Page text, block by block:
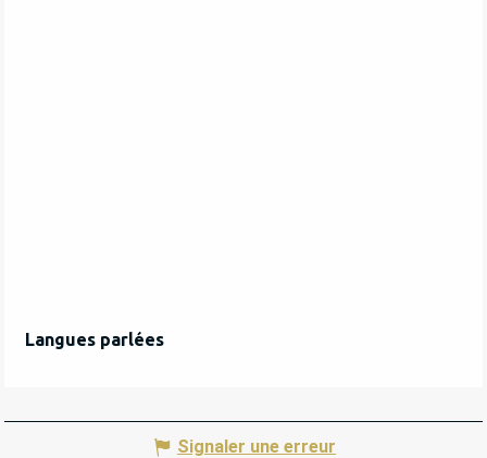
Langues parlées
Langues parlées
Signaler une erreur